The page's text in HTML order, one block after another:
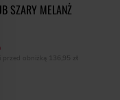
SZARY MELANŻ
obniżką 136,95 zł